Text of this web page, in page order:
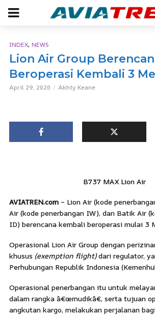
INDEX, NEWS
Lion Air Group
Beroperasi Kembali 3
April 29, 2020 Akhty Keane
B737 MAX Lion Air
AVIATREN.com – Lion Air (kode
Air (kode penerbangan IW), dan Batik Air
ID) berencana kembali beroperasi mulai 3
Operasional Lion Air Group dengan
khusus (exemption flight)dari regulator,
Perhubungan Republik Indonesia
Operasional penerbangan itu untuk
dalam rangka â€œmudikâ€, serta tujuan
angkutan kargo, melakukan perjalanan